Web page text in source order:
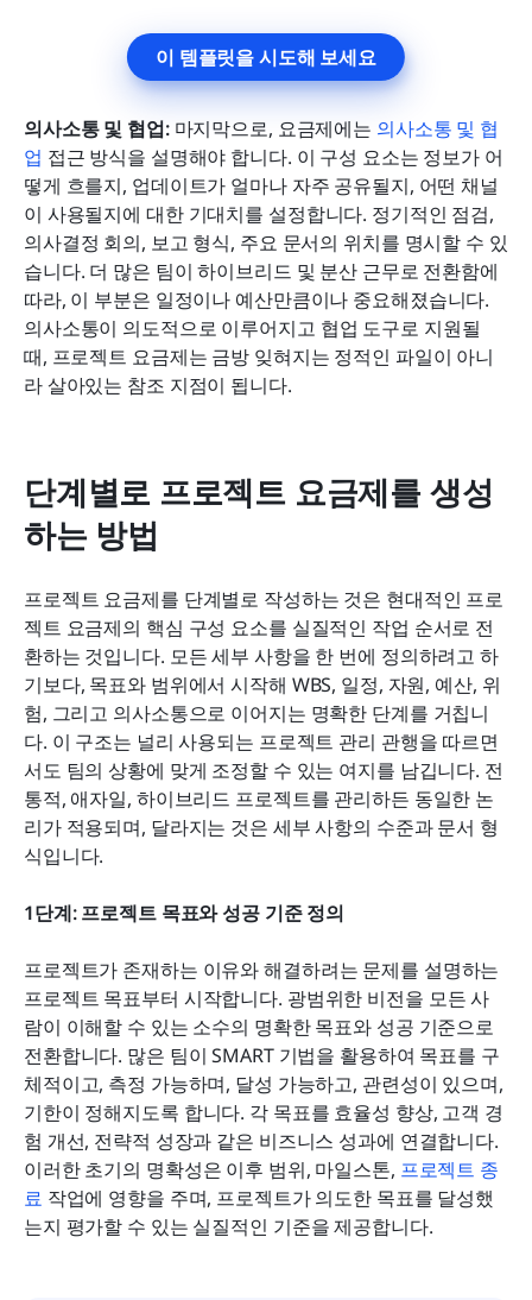
이 템플릿을 시도해 보세요
의사소통 및 협업: 마지막으로, 요금제에는 의사소통 및 협
업 접근 방식을 설명해야 합니다. 이 구성 요소는 정보가 어
떻게 흐를지, 업데이트가 얼마나 자주 공유될지, 어떤 채널
이 사용될지에 대한 기대치를 설정합니다. 정기적인 점검,
의사결정 회의, 보고 형식, 주요 문서의 위치를 명시할 수 있
습니다. 더 많은 팀이 하이브리드 및 분산 근무로 전환함에
따라, 이 부분은 일정이나 예산만큼이나 중요해졌습니다.
의사소통이 의도적으로 이루어지고 협업 도구로 지원될
때, 프로젝트 요금제는 금방 잊혀지는 정적인 파일이 아니
라 살아있는 참조 지점이 됩니다.
단계별로 프로젝트 요금제를 생성
하는 방법
프로젝트 요금제를 단계별로 작성하는 것은 현대적인 프로
젝트 요금제의 핵심 구성 요소를 실질적인 작업 순서로 전
환하는 것입니다. 모든 세부 사항을 한 번에 정의하려고 하
기보다, 목표와 범위에서 시작해 WBS, 일정, 자원, 예산, 위
험, 그리고 의사소통으로 이어지는 명확한 단계를 거칩니
다. 이 구조는 널리 사용되는 프로젝트 관리 관행을 따르면
서도 팀의 상황에 맞게 조정할 수 있는 여지를 남깁니다. 전
통적, 애자일, 하이브리드 프로젝트를 관리하든 동일한 논
리가 적용되며, 달라지는 것은 세부 사항의 수준과 문서 형
식입니다.
1단계: 프로젝트 목표와 성공 기준 정의
프로젝트가 존재하는 이유와 해결하려는 문제를 설명하는
프로젝트 목표부터 시작합니다. 광범위한 비전을 모든 사
람이 이해할 수 있는 소수의 명확한 목표와 성공 기준으로
전환합니다. 많은 팀이 SMART 기법을 활용하여 목표를 구
체적이고, 측정 가능하며, 달성 가능하고, 관련성이 있으며,
기한이 정해지도록 합니다. 각 목표를 효율성 향상, 고객 경
험 개선, 전략적 성장과 같은 비즈니스 성과에 연결합니다.
이러한 초기의 명확성은 이후 범위, 마일스톤, 프로젝트 종
료 작업에 영향을 주며, 프로젝트가 의도한 목표를 달성했
는지 평가할 수 있는 실질적인 기준을 제공합니다.